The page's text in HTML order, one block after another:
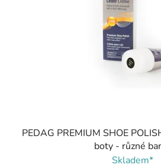
PEDAG PREMIUM SHOE
boty - různé
Skladem*